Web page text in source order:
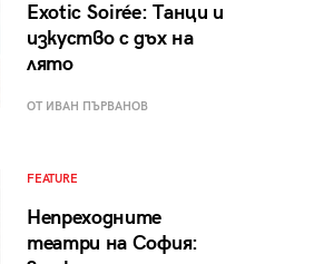
Exotic Soirée: Танци и
изкуство с дъх на
лято
ОТ ИВАН ПЪРВАНОВ
FEATURE
Непреходните
театри на София: